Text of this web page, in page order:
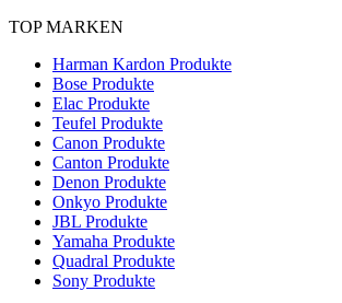
TOP MARKEN
Harman Kardon Produkte
Bose Produkte
Elac Produkte
Teufel Produkte
Canon Produkte
Canton Produkte
Denon Produkte
Onkyo Produkte
JBL Produkte
Yamaha Produkte
Quadral Produkte
Sony Produkte